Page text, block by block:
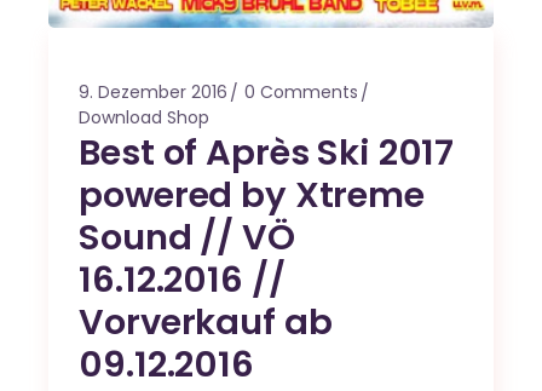
9. Dezember 2016
0 Comments
Download Shop
Best of Après Ski 2017
powered by Xtreme
Sound // VÖ
16.12.2016 //
Vorverkauf ab
09.12.2016